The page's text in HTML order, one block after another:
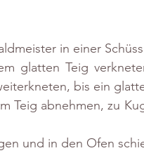
in einer
glatten Teig
bis ein
Teig abnehmen, zu
und in den Ofen